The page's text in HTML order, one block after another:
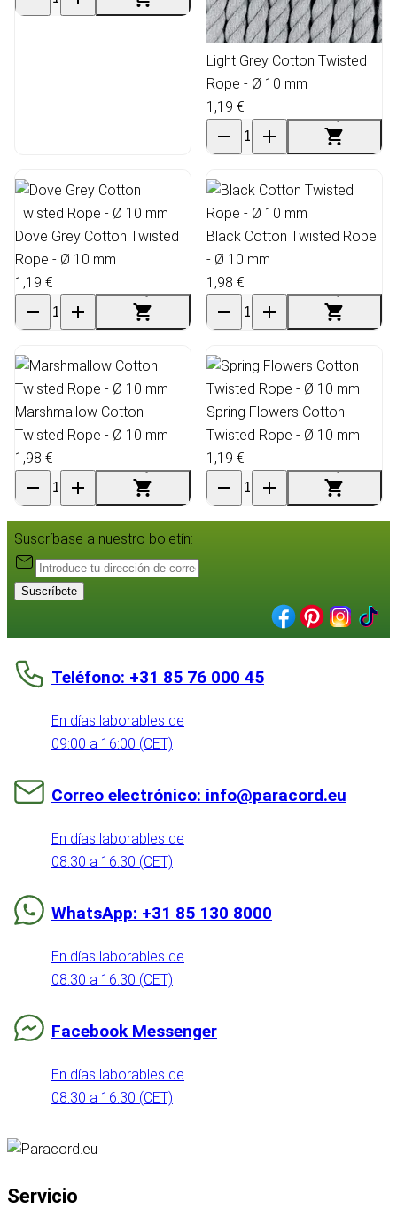
Light Grey Cotton Twisted
Rope - Ø 10 mm
1,19 €
Dove Grey Cotton Twisted
Rope - Ø 10 mm
1,19 €
Black Cotton Twisted Rope
- Ø 10 mm
1,98 €
Marshmallow Cotton
Twisted Rope - Ø 10 mm
1,98 €
Spring Flowers Cotton
Twisted Rope - Ø 10 mm
1,19 €
Suscríbase a nuestro boletín:
Suscríbete
Teléfono: +31 85 76 000 45
En días laborables de
09:00 a 16:00 (CET)
Correo electrónico: info@paracord.eu
En días laborables de
08:30 a 16:30 (CET)
WhatsApp: +31 85 130 8000
En días laborables de
08:30 a 16:30 (CET)
Facebook Messenger
En días laborables de
08:30 a 16:30 (CET)
Servicio